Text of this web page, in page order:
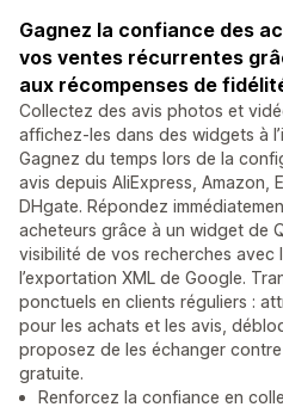
Gagnez la confiance des
vos ventes récurrentes
aux récompenses de
Collectez des avis photos et
affichez-les dans des widgets à
Gagnez du temps lors de la
avis depuis AliExpress, Amazon,
DHgate. Répondez
acheteurs grâce à un widget de
visibilité de vos recherches avec
l’exportation XML de Google.
ponctuels en clients réguliers :
pour les achats et les avis,
proposez de les échanger
gratuite.
Renforcez la confiance en